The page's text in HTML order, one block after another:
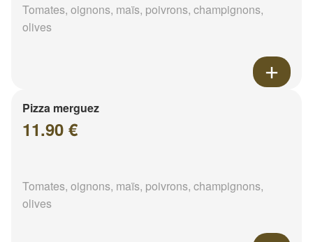
Tomates, oignons, maïs, poivrons, champignons,
olives
Pizza merguez
11.90 €
Tomates, oignons, maïs, poivrons, champignons,
olives